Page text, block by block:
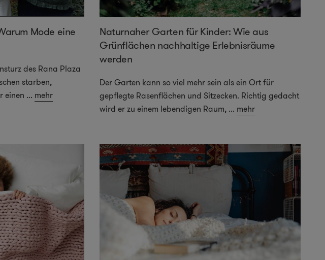
Mode eine
des Rana Plaza
starben,
einen ... mehr
Naturnaher Garten für Kinder: Wie aus
Grünflächen nachhaltige Erlebnisräume
werden
Der Garten kann so viel mehr sein als ein Ort für
gepflegte Rasenflächen und Sitzecken. Richtig gedacht
wird er zu einem lebendigen Raum, ... mehr